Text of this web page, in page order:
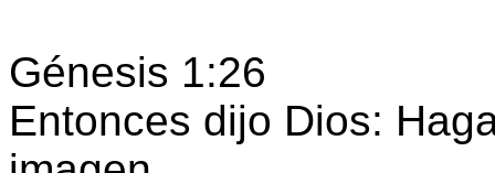
Génesis 1:26
Entonces dijo Dios: